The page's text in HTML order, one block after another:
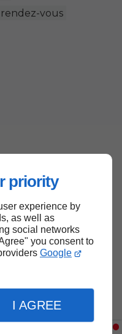
priority
experience by
as well as
social networks
you consent to
Google
I AGREE
vous
haut